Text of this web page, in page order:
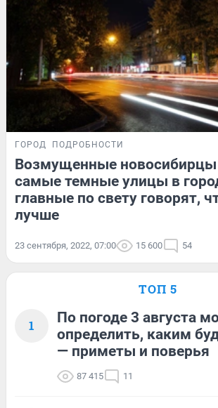
ГОРОД ПОДРОБНОСТИ
Возмущенные новосибирцы
самые темные улицы в
главные по свету говорят,
лучше
23 сентября, 2022, 07:00 15 600 54
ТОП 5
1
По погоде 3 августа
определить, каким
— приметы и поверья
87 415 11